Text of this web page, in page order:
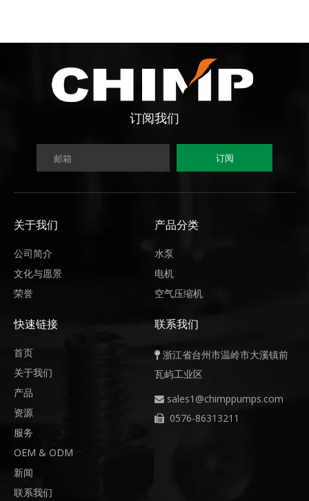
订阅我们
邮箱 订阅
关于我们
公司简介
文化与愿景
荣誉
产品分类
水泵
电机
空气压缩机
快速链接
首页
关于我们
产品
资源
服务
OEM & ODM
新闻
联系我们
联系我们
 浙江省台州市温岭市大溪镇前
瓦屿工业区
 sales1@chimppumps.com
 0576-86313211